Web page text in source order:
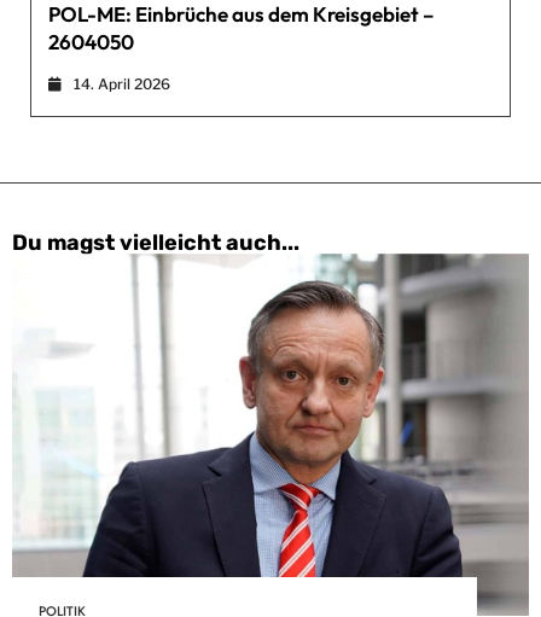
POL-ME: Einbrüche aus dem Kreisgebiet –
2604050
14. April 2026
Du magst vielleicht auch...
POLITIK